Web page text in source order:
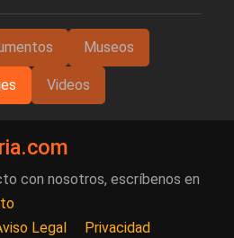
Museos
Videos
con nosotros, escríbenos en
Legal Privacidad